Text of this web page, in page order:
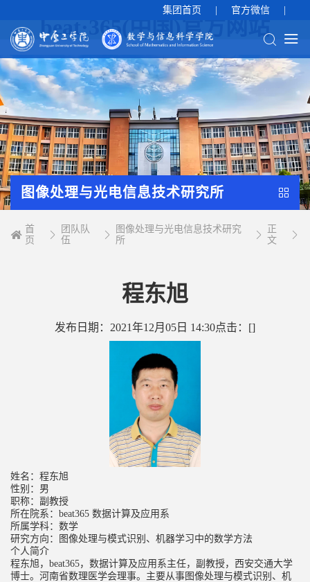
beat·365(中国)官方网站
集团首页 官方微信
图像处理与光电信息技术研究所
首
页
团队队
伍
图像处理与光电信息技术研究
所
正
文
程东旭
发布日期：2021年12月05日 14:30点击：[]
姓名：程东旭
性别：男
职称：副教授
所在院系：beat365 数据计算及应用系
所属学科：数学
研究方向：图像处理与模式识别、机器学习中的数学方法
个人简介
程东旭，beat365，数据计算及应用系主任，副教授，西安交通大学
博士。河南省数理医学会理事。主要从事图像处理与模式识别、机